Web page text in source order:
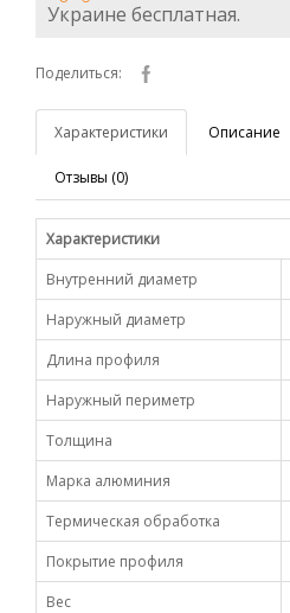
Украине бесплатная.
Поделиться:
Характеристики Описание
Отзывы (0)
Характеристики
Внутренний диаметр
Наружный диаметр
Длина профиля
Наружный периметр
Толщина
Марка алюминия
Термическая обработка
Покрытие профиля
Вес